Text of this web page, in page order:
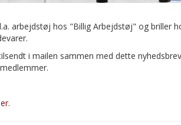
arbejdstøj hos "Billig Arbejdstøj" og briller
i mailen sammen med dette
.